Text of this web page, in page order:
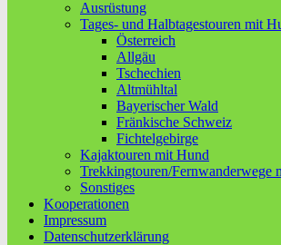
Ausrüstung
Tages- und Halbtagestouren mit
Österreich
Allgäu
Tschechien
Altmühltal
Bayerischer Wald
Fränkische Schweiz
Fichtelgebirge
Kajaktouren mit Hund
Trekkingtouren/Fernwanderwege
Sonstiges
Kooperationen
Impressum
Datenschutzerklärung